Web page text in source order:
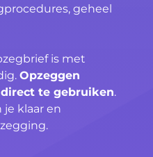
geheel
is met
Opzeggen
te gebruiken.
klaar en